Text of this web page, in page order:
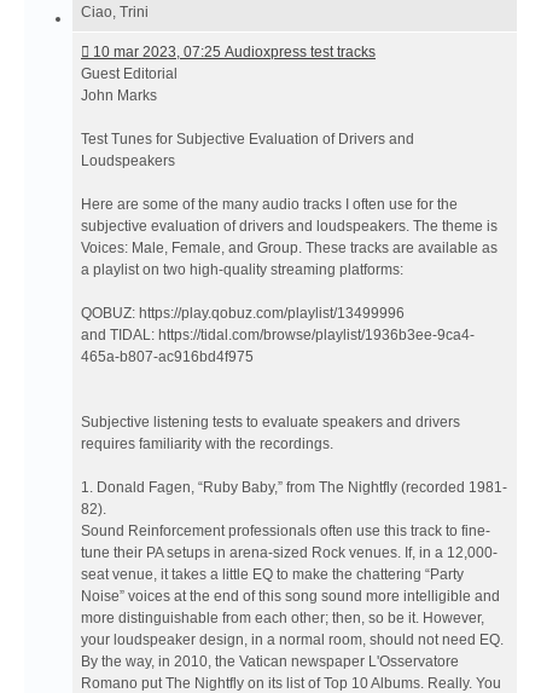
20:18 Re:
Amplificatore
Ciao, Trini
10
mar
2023,
test
tracks
10 mar 2023, 07:25 Audioxpress test tracks
Guest Editorial
John Marks
Test Tunes for Subjective Evaluation of Drivers and
Loudspeakers
Here are some of the many audio tracks I often use for the
subjective evaluation of drivers and loudspeakers. The theme is
Voices: Male, Female, and Group. These tracks are available as
a playlist on two high-quality streaming platforms:
QOBUZ: https://play.qobuz.com/playlist/13499996
and TIDAL: https://tidal.com/browse/playlist/1936b3ee-9ca4-
465a-b807-ac916bd4f975
Subjective listening tests to evaluate speakers and drivers
requires familiarity with the recordings.
1. Donald Fagen, “Ruby Baby,” from The Nightfly (recorded 1981-
82).
Sound Reinforcement professionals often use this track to fine-
tune their PA setups in arena-sized Rock venues. If, in a 12,000-
seat venue, it takes a little EQ to make the chattering “Party
Noise” voices at the end of this song sound more intelligible and
more distinguishable from each other; then, so be it. However,
your loudspeaker design, in a normal room, should not need EQ.
By the way, in 2010, the Vatican newspaper L'Osservatore
Romano put The Nightfly on its list of Top 10 Albums. Really. You